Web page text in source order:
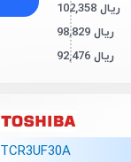
102,358 ریال
98,829 ریال
92,476 ریال
TCR3UF30A